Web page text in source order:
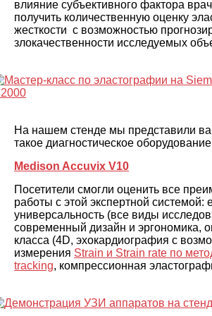
влияние субъективного фактора
получить количественную оценку
жесткости с возможностью
злокачественности исследуемых
На нашем стенде мы представили
такое диагностическое
Medison Accuvix V10
Посетители смогли оценить все
работы с этой экспертной системой:
универсальность (все виды
современный дизайн и эргономика,
класса (4D, эхокардиография с
измерения Strain и Strain rate по
tracking, компрессионная